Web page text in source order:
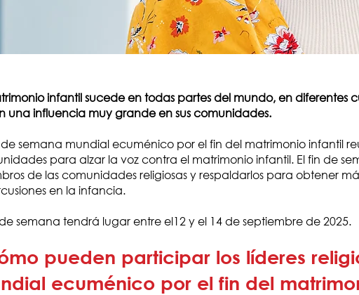
infantil sucede en todas partes del mundo, en diferentes
una influencia muy grande en sus comunidades.
de semana mundial ecuménico por el fin del matrimonio infantil
para alzar la voz contra el matrimonio infantil. El fin de
de las comunidades religiosas y respaldarlos para obtener
en la infancia.
semana tendrá lugar entre el12 y el 14 de septiembre de 2025.
pueden participar los líderes
ecuménico por el fin del